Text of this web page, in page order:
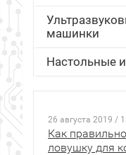
машинки
Настольные
26 августа 2019 /
Как
ловушку для